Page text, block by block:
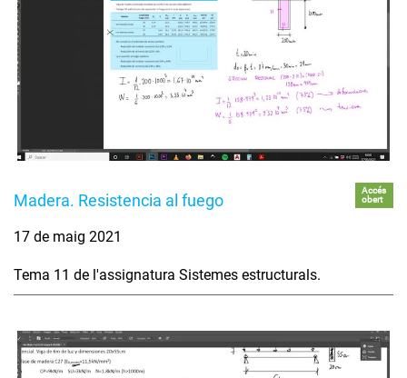
Madera. Resistencia al fuego
Accés
obert
17 de maig 2021
Tema 11 de l'assignatura Sistemes estructurals.